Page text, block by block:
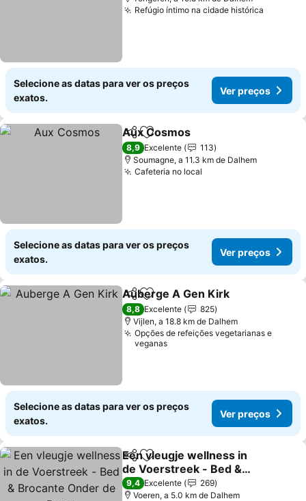
Refúgio íntimo na cidade histórica
Selecione as datas para ver os preços
exatos.
Ver preços
PartilharAdicionar aos favoritos
Aux Cosmos
8,9 Excelente
113
Soumagne, a 11.3 km de Dalhem
Cafeteria no local
Selecione as datas para ver os preços
exatos.
Ver preços
PartilharAdicionar aos favoritos
Auberge A Gen Kirk
8,8 Excelente
825
Vijlen, a 18.8 km de Dalhem
Opções de refeições vegetarianas e
veganas
Selecione as datas para ver os preços
exatos.
Ver preços
PartilharAdicionar aos favoritos
Een vleugje wellness in
de Voerstreek - Bed &
Brocante Onder de Poort
Ver preços
9,4 Excelente
269
Voeren, a 5.0 km de Dalhem